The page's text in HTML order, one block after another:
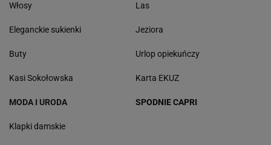
Włosy
Eleganckie sukienki
Buty
Kasi Sokołowska
Las
Jeziora
Urlop opiekuńczy
Karta EKUZ
MODA I URODA
Klapki damskie
SPODNIE CAPRI